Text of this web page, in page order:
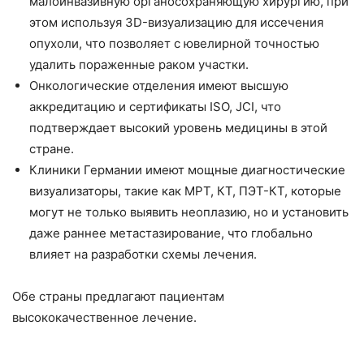
этом используя 3D-визуализацию для иссечения
опухоли, что позволяет с ювелирной точностью
удалить пораженные раком участки.
Онкологические отделения имеют высшую
аккредитацию и сертификаты ISO, JCI, что
подтверждает высокий уровень медицины в этой
стране.
Клиники Германии имеют мощные диагностические
визуализаторы, такие как МРТ, КТ, ПЭТ-КТ, которые
могут не только выявить неоплазию, но и установить
даже раннее метастазирование, что глобально
влияет на разработки схемы лечения.
Обе страны предлагают пациентам
высококачественное лечение.